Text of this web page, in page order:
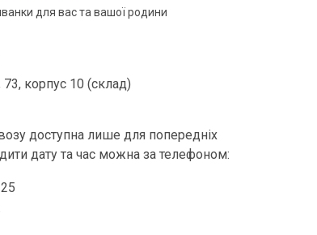
для вас та вашої родини
корпус 10 (склад)
доступна лише для попередніх
дату та час можна за телефоном: